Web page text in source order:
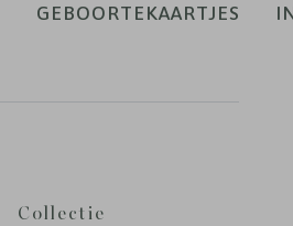
GEBOORTEKAARTJES
Collectie